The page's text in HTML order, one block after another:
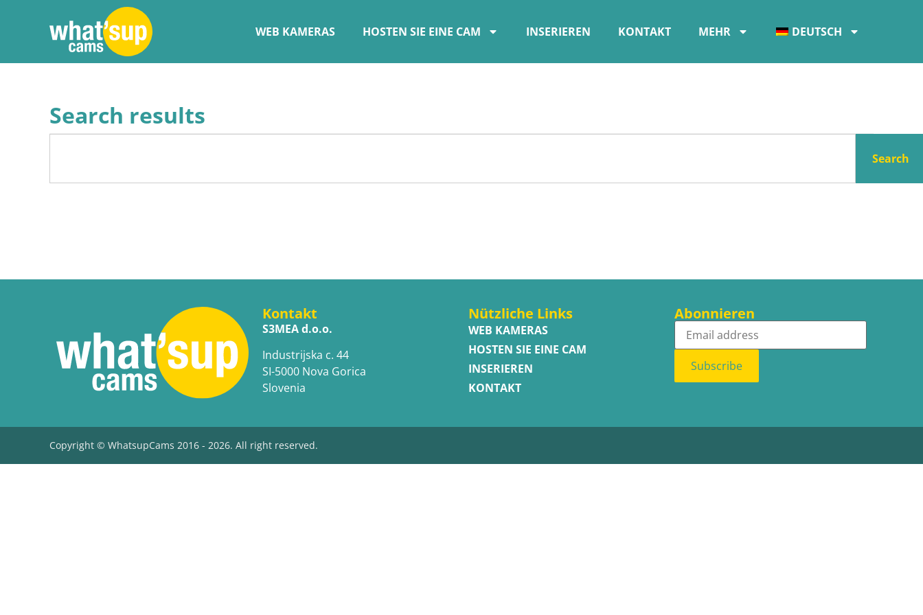
WEB KAMERAS HOSTEN SIE EINE CAM INSERIEREN KONTAKT MEHR DEUTSCH
Search results
Search
Kontakt
S3MEA d.o.o.
Industrijska c. 44
SI-5000 Nova Gorica
Slovenia
Nützliche Links
WEB KAMERAS
HOSTEN SIE EINE CAM
INSERIEREN
KONTAKT
Abonnieren
Subscribe
Copyright © WhatsupCams 2016 - 2026. All right reserved.